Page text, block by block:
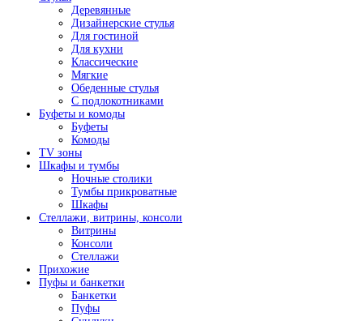
Деревянные
Дизайнерские стулья
Для гостиной
Для кухни
Классические
Мягкие
Обеденные стулья
С подлокотниками
Буфеты и комоды
Буфеты
Комоды
TV зоны
Шкафы и тумбы
Ночные столики
Тумбы прикроватные
Шкафы
Стеллажи, витрины, консоли
Витрины
Консоли
Стеллажи
Прихожие
Пуфы и банкетки
Банкетки
Пуфы